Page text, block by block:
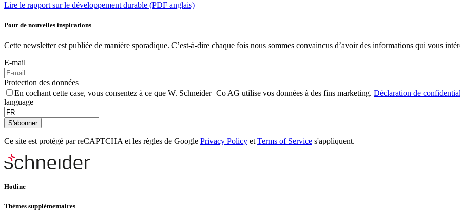
Lire le rapport sur le développement durable (PDF anglais)
Pour de nouvelles inspirations
Cette newsletter est publiée de manière sporadique. C’est-à-dire chaque fois nous sommes convaincus d’avoir des informations qui vous
E-mail
Protection des données
En cochant cette case, vous consentez à ce que W. Schneider+Co AG utilise vos données à des fins marketing. Déclaration de
language
S'abonner
Ce site est protégé par reCAPTCHA et les règles de Google Privacy Policy et Terms of Service s'appliquent.
Hotline
Thèmes supplémentaires